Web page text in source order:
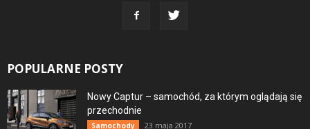
POPULARNE POSTY
Nowy Captur – samochód, za którym oglądają się
przechodnie
Samochody 23 maja 2017